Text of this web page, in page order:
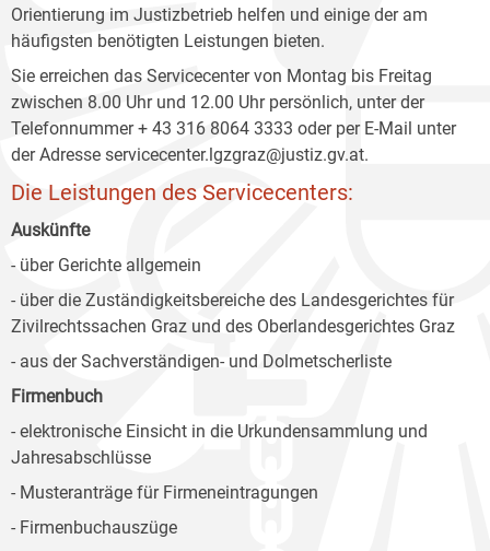
Orientierung im Justizbetrieb helfen und einige der am
häufigsten benötigten Leistungen bieten.
Sie erreichen das Servicecenter von Montag bis Freitag
zwischen 8.00 Uhr und 12.00 Uhr persönlich, unter der
Telefonnummer + 43 316 8064 3333 oder per E-Mail unter
der Adresse servicecenter.lgzgraz@justiz.gv.at.
Die Leistungen des Servicecenters:
Auskünfte
- über Gerichte allgemein
- über die Zuständigkeitsbereiche des Landesgerichtes für
Zivilrechtssachen Graz und des Oberlandesgerichtes Graz
- aus der Sachverständigen- und Dolmetscherliste
Firmenbuch
- elektronische Einsicht in die Urkundensammlung und
Jahresabschlüsse
- Musteranträge für Firmeneintragungen
- Firmenbuchauszüge